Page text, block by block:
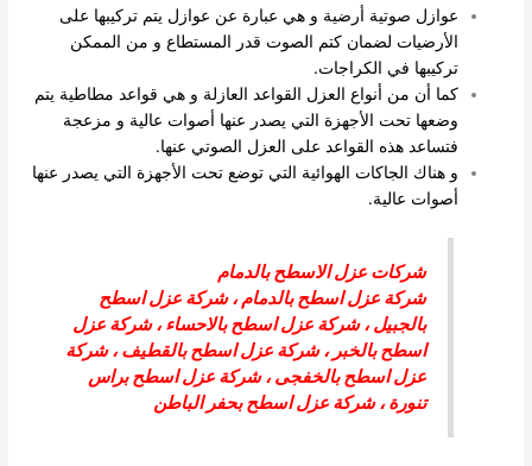
عوازل صوتية أرضية و هي عبارة عن عوازل يتم تركيبها على
الأرضيات لضمان كتم الصوت قدر المستطاع و من الممكن
تركيبها في الكراجات.
كما أن من أنواع العزل القواعد العازلة و هي قواعد مطاطية يتم
وضعها تحت الأجهزة التي يصدر عنها أصوات عالية و مزعجة
فتساعد هذه القواعد على العزل الصوتي عنها.
و هناك الجاكات الهوائية التي توضع تحت الأجهزة التي يصدر عنها
أصوات عالية.
شركات عزل الاسطح بالدمام
شركة عزل اسطح بالدمام،شركة عزل اسطح
بالجبيل،شركة عزل اسطح بالاحساء،شركة عزل
اسطح بالخبر ،شركة عزل اسطح بالقطيف،شركة
عزل اسطح بالخفجى، شركة عزل اسطح براس
تنورة ،شركة عزل اسطح بحفر الباطن